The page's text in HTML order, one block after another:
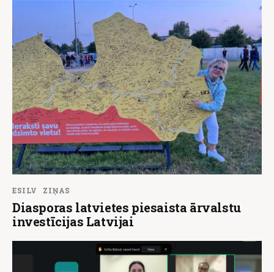
ESILV ZIŅAS
Diasporas latvietes piesaista ārvalstu
investīcijas Latvijai